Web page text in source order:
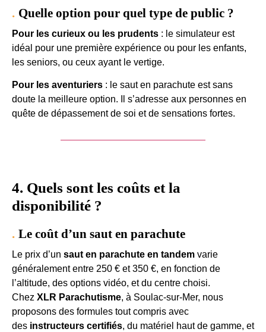
Quelle option pour quel type de public ?
Pour les curieux ou les prudents : le simulateur est
idéal pour une première expérience ou pour les enfants,
les seniors, ou ceux ayant le vertige.
Pour les aventuriers : le saut en parachute est sans
doute la meilleure option. Il s’adresse aux personnes en
quête de dépassement de soi et de sensations fortes.
4. Quels sont les coûts et la
disponibilité ?
Le coût d’un saut en parachute
Le prix d’un saut en parachute en tandem varie
généralement entre 250 € et 350 €, en fonction de
l’altitude, des options vidéo, et du centre choisi.
Chez XLR Parachutisme, à Soulac-sur-Mer, nous
proposons des formules tout compris avec
des instructeurs certifiés, du matériel haut de gamme, et